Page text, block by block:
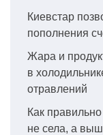
Киевстар
пополнения
Жара и
в
отравлений
Как
не села, а